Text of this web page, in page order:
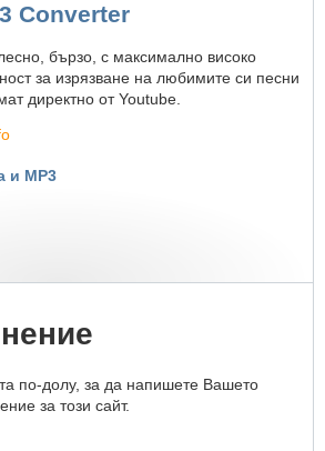
Converter
бързо, с максимално високо
за изрязване на любимите си песни
директно от Youtube.
и MP3
по-долу, за да напишете Вашето
за този сайт.